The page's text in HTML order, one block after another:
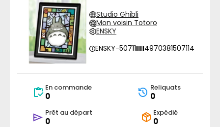
Studio Ghibli
Mon voisin Totoro
ENSKY
ENSKY-50711
4970381507114
En commande
0
Reliquats
0
Prêt au départ
0
Expédié
0